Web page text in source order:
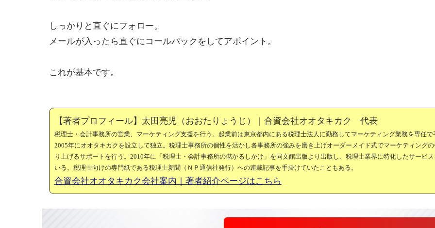
しっかりと直ぐにフォロー。
メールが入ったら直ぐにコールバックをしてアポイント。
これが基本です。
【著者プロフィール】太田亮児（おおたりょうじ）｜合資会社オオタキカク 代表
税理士・会計事務所の営業、マーケティング支援を行う。起業前は東京都内にある税理士法人に勤務してマーケティング業務を専任で
2005年にオオタキカクを設立して独立。税理士事務所の個性を活かし各事務所の強みを磨き上げオーダーメイド式でマーケティング
り上げるサポートを行う。2010年に「税理士・会計事務所の儲かるしかけ」を同文館出版より出版し、税理士業界に特化したサービ
いる。税理士向けの専門紙である税理士新聞（ＮＰ通信社発行）への連載記事を手掛けていたこともある。
合資会社オオタキカク会社案内｜著者紹介ページはこちら